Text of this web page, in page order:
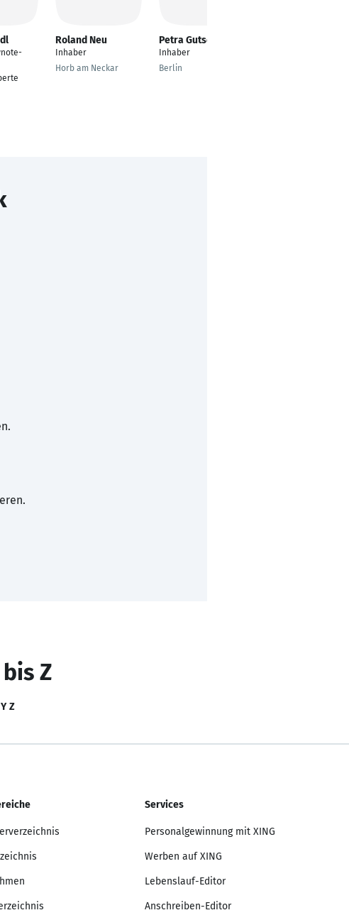
Roland Neu
Inhaber
Horb am Neckar
Petra Gutsch
Inhaber
Berlin
Z
Y Z
Services
Personalgewinnung mit XING
Werben auf XING
Lebenslauf-Editor
Anschreiben-Editor